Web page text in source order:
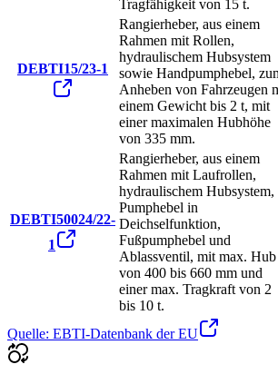
Tragfähigkeit von 15 t.
DEBTI15/23-1
Rangierheber, aus einem
Rahmen mit Rollen,
hydraulischem Hubsystem
sowie Handpumphebel,
Anheben von Fahrzeugen
einem Gewicht bis 2 t, mit
einer maximalen Hubhöhe
von 335 mm.
DEBTI50024/22-
1
Rangierheber, aus einem
Rahmen mit Laufrollen,
hydraulischem Hubsystem,
Pumphebel in
Deichselfunktion,
Fußpumphebel und
Ablassventil, mit max. Hub
von 400 bis 660 mm und
einer max. Tragkraft von 2
bis 10 t.
Quelle: EBTI-Datenbank der EU